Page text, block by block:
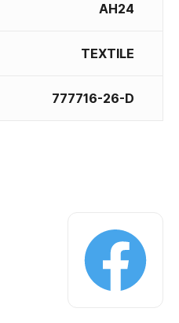
AH24
TEXTILE
777716-26-D